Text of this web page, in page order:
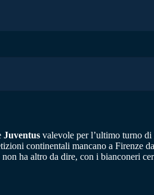
Juventus valevole per l’ultimo turno di
continentali mancano a Firenze
ha altro da dire, con i bianconeri